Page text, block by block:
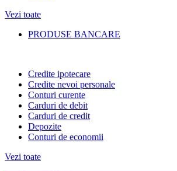
Vezi toate
PRODUSE BANCARE
Credite ipotecare
Credite nevoi personale
Conturi curente
Carduri de debit
Carduri de credit
Depozite
Conturi de economii
Vezi toate